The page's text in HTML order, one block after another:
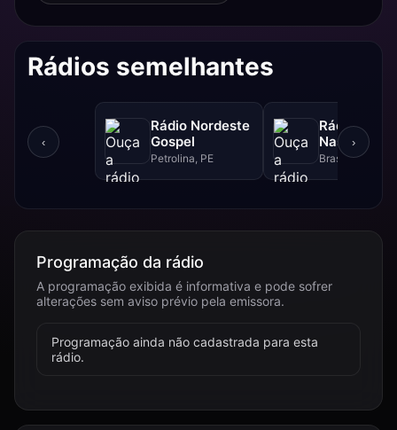
Rádios semelhantes
‹
Rádio Nordeste
Gospel
Petrolina, PE
Rádio Sol
Nascente
Brasília, DF
›
Programação da rádio
A programação exibida é informativa e pode sofrer
alterações sem aviso prévio pela emissora.
Programação ainda não cadastrada para esta
rádio.